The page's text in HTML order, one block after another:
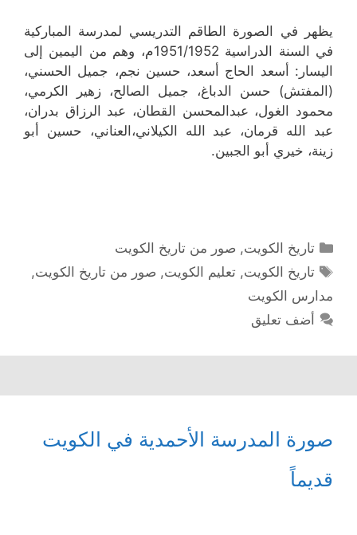
يظهر في الصورة الطاقم التدريسي لمدرسة المباركية
في السنة الدراسية 1951/1952م، وهم من اليمين إلى
اليسار: أسعد الحاج أسعد، حسين نجم، جميل الحسني،
(المفتش) حسن الدباغ، جميل الصالح، زهير الكرمي،
محمود الغول، عبدالمحسن القطان، عبد الرزاق بدران،
عبد الله قرمان، عبد الله الكيلاني،العناني، حسين أبو
زينة، خيري أبو الجبين.
التصنيفات
تاريخ الكويت, صور من تاريخ الكويت
الوسوم
تاريخ الكويت,تعليم الكويت, صور من تاريخ الكويت,
مدارس الكويت
أضف تعليق
صورة المدرسة الأحمدية في الكويت
قديماً